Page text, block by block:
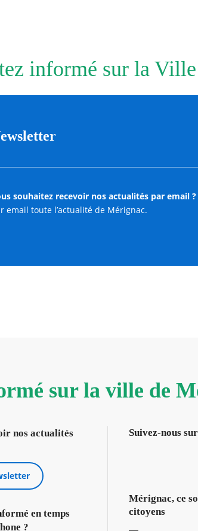
informé sur la
souhaitez recevoir nos actualités par email ?
email toute l’actualité de Mérignac.
sur la ville de
nos actualités
en temps
?
Suivez-nous
Mérignac, ce
citoyens